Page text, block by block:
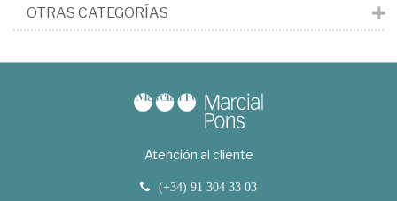
OTRAS CATEGORÍAS
Atención al cliente
(+34) 91 304 33 03